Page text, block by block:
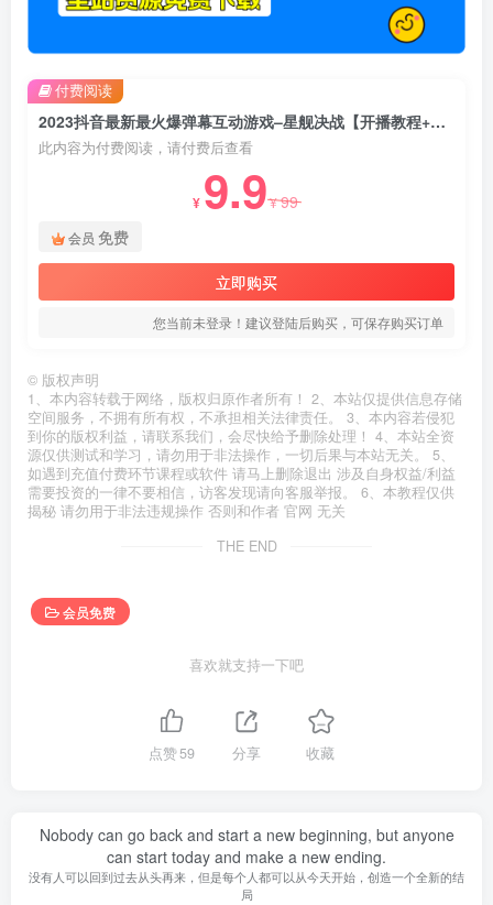
2023抖音最新最火爆弹幕互动游戏–星舰决战【开播教程+起号教程+对接报白等】
此内容为付费阅读，请付费后查看
¥ 9.9¥99
会员 免费
立即购买
您当前未登录！建议登陆后购买，可保存购买订单
付费阅读
© 版权声明
1、本内容转载于网络，版权归原作者所有！ 2、本站仅提供信息存储
空间服务，不拥有所有权，不承担相关法律责任。 3、本内容若侵犯
到你的版权利益，请联系我们，会尽快给予删除处理！ 4、本站全资
源仅供测试和学习，请勿用于非法操作，一切后果与本站无关。 5、
如遇到充值付费环节课程或软件 请马上删除退出 涉及自身权益/利益
需要投资的一律不要相信，访客发现请向客服举报。 6、本教程仅供
揭秘 请勿用于非法违规操作 否则和作者 官网 无关
THE END
会员免费
喜欢就支持一下吧
点赞59 分享 收藏
Nobody can go back and start a new beginning, but anyone
can start today and make a new ending.
没有人可以回到过去从头再来，但是每个人都可以从今天开始，创造一个全新的结
局